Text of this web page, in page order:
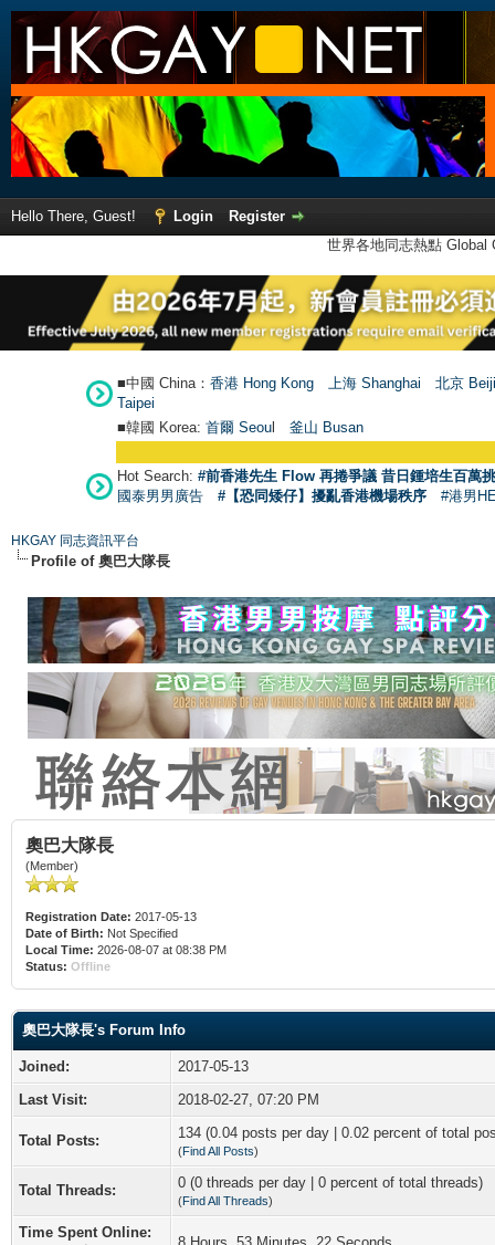
Hello There, Guest! Login
Register
世界各地同志熱點
■中國 China： 香港 Hong Kong 上海 Shanghai
北京
Taipei
■韓國 Korea: 首爾 Seoul 釜山 Busan
Hot Search: #前香港先生 Flow 再捲爭議 昔日鍾培生百萬
國泰男男廣告
#【恐同矮仔】擾亂香港機場秩序 #港男
HKGAY 同志資訊平台
Profile of 奧巴大隊長
奧巴大隊長
(Member)
Registration Date: 2017-05-13
Date of Birth: Not Specified
Local Time: 2026-08-07 at 08:38 PM
Status: Offline
奧巴大隊長's Forum Info
Joined:
2017-05-13
Last Visit:
2018-02-27, 07:20 PM
Total Posts: 134 (0.04 posts per day | 0.02 percent of total
(Find All Posts)
Total Threads: 0 (0 threads per day | 0 percent of total threads)
(Find All Threads)
Time Spent Online: